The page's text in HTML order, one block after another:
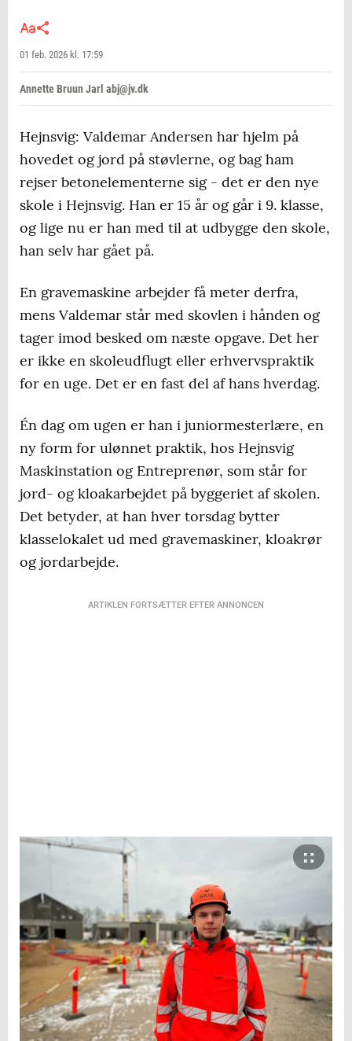
01 feb. 2026 kl. 17:59
Annette Bruun Jarl abj@jv.dk
Hejnsvig: Valdemar Andersen har hjelm på
hovedet og jord på støvlerne, og bag ham
rejser betonelementerne sig - det er den nye
skole i Hejnsvig. Han er 15 år og går i 9. klasse,
og lige nu er han med til at udbygge den skole,
han selv har gået på.
En gravemaskine arbejder få meter derfra,
mens Valdemar står med skovlen i hånden og
tager imod besked om næste opgave. Det her
er ikke en skoleudflugt eller erhvervspraktik
for en uge. Det er en fast del af hans hverdag.
Én dag om ugen er han i juniormesterlære, en
ny form for ulønnet praktik, hos Hejnsvig
Maskinstation og Entreprenør, som står for
jord- og kloakarbejdet på byggeriet af skolen.
Det betyder, at han hver torsdag bytter
klasselokalet ud med gravemaskiner, kloakrør
og jordarbejde.
ARTIKLEN FORTSÆTTER EFTER ANNONCEN